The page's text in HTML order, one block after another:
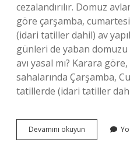
cezalandırılır. Domuz
göre çarşamba,
(idari tatiller dahil) av
günleri de yaban domuzu
avı yasal mı? Karara
sahalarında Çarşamba,
tatillerde (idari tatiller
Devamını okuyun
Avının